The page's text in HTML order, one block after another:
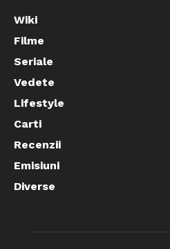
Wiki
Filme
Seriale
Vedete
Lifestyle
Carti
Recenzii
Emisiuni
Diverse